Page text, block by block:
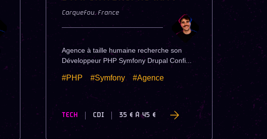
Carquefou,France
Agence à taille humaine recherche son
Développeur PHP Symfony Drupal Confi...
#PHP #Symfony #Agence
TECH CDI 35 € À 45 €